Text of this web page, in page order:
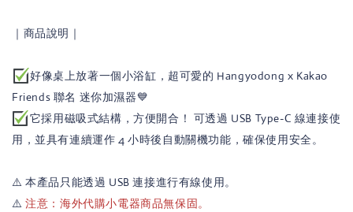
｜商品說明｜
好像桌上放著一個小浴缸，超可愛的 Hangyodong x Kakao
Friends 聯名 迷你加濕器💙
它採用磁吸式結構，方便開合！ 可透過 USB Type-C 線連接使
用，並具有連續運作 4 小時後自動關機功能，確保使用安全。
⚠️ 本產品只能透過 USB 連接進行有線使用。
⚠️注意：海外代購小電器商品無保固。